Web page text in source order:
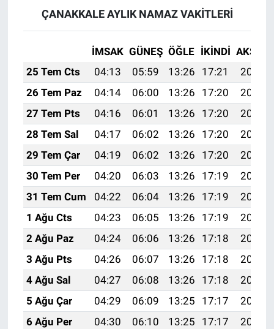
ÇANAKKALE AYLIK NAMAZ VAKITLERI
İMSAK GÜNEŞ ÖĞLE İKINDI AKŞAM
25 Tem Cts
04:13 05:59 13:26 17:21
20:43
26 Tem Paz
04:14 06:00 13:26 17:20
20:42
27 Tem Pts
04:16 06:01 13:26 17:20
20:41
28 Tem Sal
04:17 06:02 13:26 17:20
20:40
29 Tem Çar
04:19 06:02 13:26 17:20
20:39
30 Tem Per
04:20 06:03 13:26 17:19
20:38
31 Tem Cum
04:22 06:04 13:26 17:19
20:37
1 Ağu Cts
04:23 06:05 13:26 17:19
20:36
2 Ağu Paz
04:24 06:06 13:26 17:18
20:35
3 Ağu Pts
04:26 06:07 13:26 17:18
20:34
4 Ağu Sal
04:27 06:08 13:26 17:18
20:33
5 Ağu Çar
04:29 06:09 13:25 17:17
20:32
6 Ağu Per
04:30 06:10 13:25 17:17
20:31